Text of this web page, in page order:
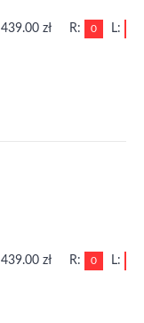
439.00 zł R: 0 L:
439.00 zł R: 0 L: